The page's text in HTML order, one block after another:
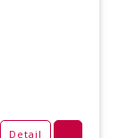
Detail